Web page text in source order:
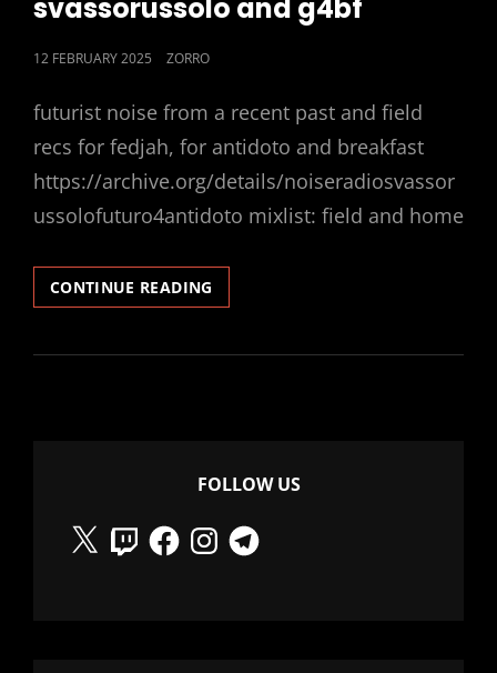
svassorussolo and g4bf
POSTED
12 FEBRUARY 2025 ZORRO
futurist noise from a recent past and field
recs for fedjah, for antidoto and breakfast
https://archive.org/details/noiseradiosvassor
ussolofuturo4antidoto mixlist: field and home
CONTINUE READING
AND
FOLLOW US
X
TwitchFacebookInstagramTelegram